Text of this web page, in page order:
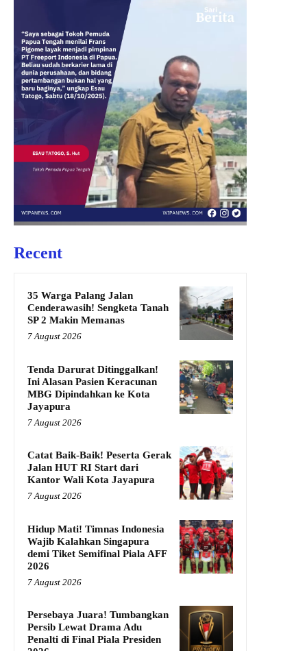
Recent
35 Warga Palang Jalan
Cenderawasih! Sengketa Tanah
SP 2 Makin Memanas
7 August 2026
Tenda Darurat Ditinggalkan!
Ini Alasan Pasien Keracunan
MBG Dipindahkan ke Kota
Jayapura
7 August 2026
Catat Baik-Baik! Peserta Gerak
Jalan HUT RI Start dari
Kantor Wali Kota Jayapura
7 August 2026
Hidup Mati! Timnas Indonesia
Wajib Kalahkan Singapura
demi Tiket Semifinal Piala AFF
2026
7 August 2026
Persebaya Juara! Tumbangkan
Persib Lewat Drama Adu
Penalti di Final Piala Presiden